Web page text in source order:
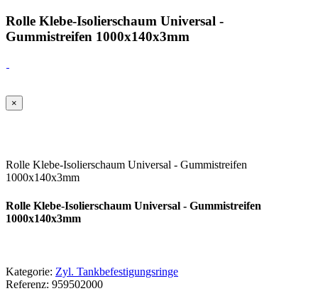
Rolle Klebe-Isolierschaum Universal -
Gummistreifen 1000x140x3mm
×
Rolle Klebe-Isolierschaum Universal - Gummistreifen
1000x140x3mm
Rolle Klebe-Isolierschaum Universal - Gummistreifen
1000x140x3mm
Kategorie: Zyl. Tankbefestigungsringe
Referenz: 959502000